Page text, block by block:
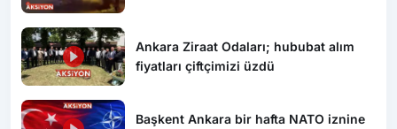
Ankara Ziraat Odaları; hububat alım
fiyatları çiftçimizi üzdü
Başkent Ankara bir hafta NATO iznine